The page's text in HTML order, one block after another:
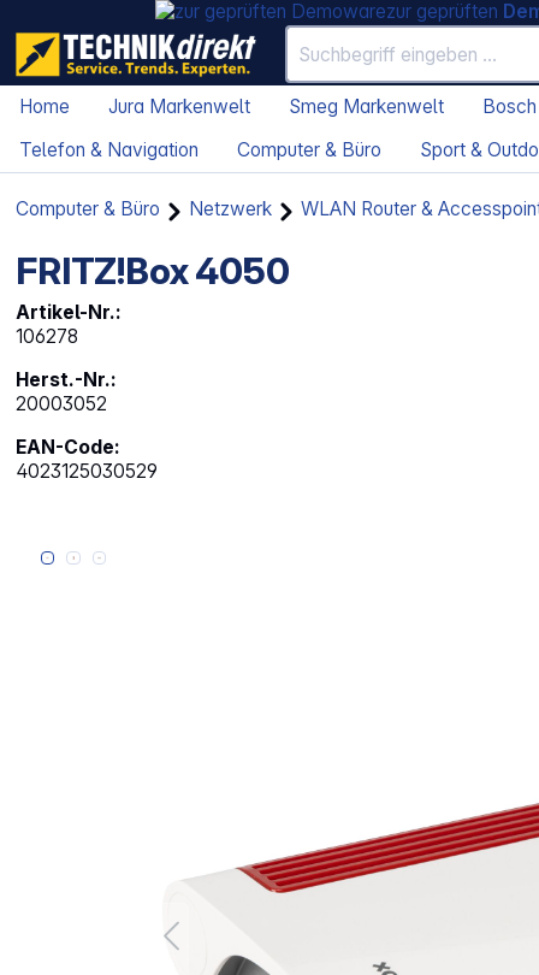
zur geprüften
Home Jura Markenwelt Smeg Markenwelt
Telefon & Navigation
Computer & Büro Sport &
Computer & Büro Netzwerk WLAN Router &
FRITZ!Box 4050
Artikel-Nr.:
106278
Herst.-Nr.:
20003052
EAN-Code:
4023125030529
Bildergalerie überspringen